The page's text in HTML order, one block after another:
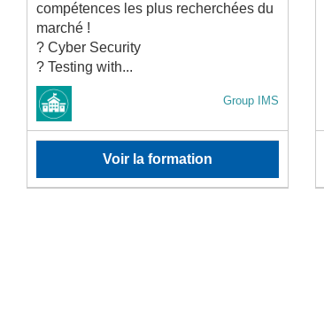
compétences les plus recherchées du
marché !
? Cyber Security
? Testing with...
Group IMS
Voir la formation